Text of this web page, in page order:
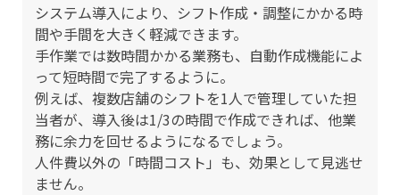
システム導入により、シフト作成・調整にかかる時
間や手間を大きく軽減できます。
手作業では数時間かかる業務も、自動作成機能によ
って短時間で完了するように。
例えば、複数店舗のシフトを1人で管理していた担
当者が、導入後は1/3の時間で作成できれば、他業
務に余力を回せるようになるでしょう。
人件費以外の「時間コスト」も、効果として見逃せ
ません。